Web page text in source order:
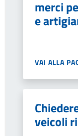
merci
e
VAI ALLA
veicoli